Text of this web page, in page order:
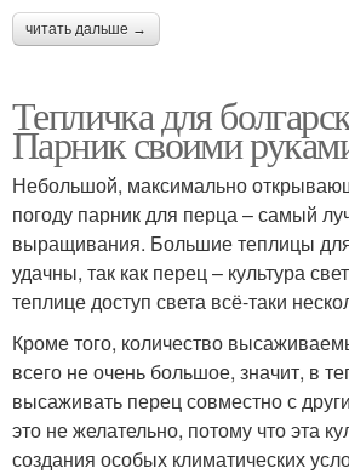
читать дальше →
Тепличка для
Парник своими
Небольшой, максимально
погоду парник для перца – самый
выращивания. Большие теплицы
удачны, так как перец – культура
теплице доступ света всё-таки
Кроме того, количество
всего не очень большое, значит, в
высаживать перец совместно с
это не желательно, потому что эта
создания особых климатических